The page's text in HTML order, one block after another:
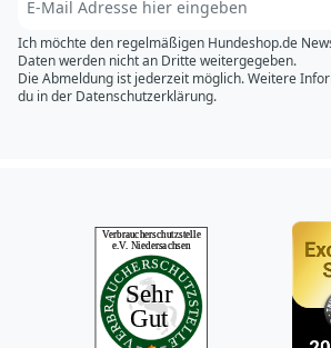
Ich möchte den regelmäßigen Hundeshop.de
Daten werden nicht an Dritte weitergegeben.
Die Abmeldung ist jederzeit möglich. Weitere
du in der Datenschutzerklärung.